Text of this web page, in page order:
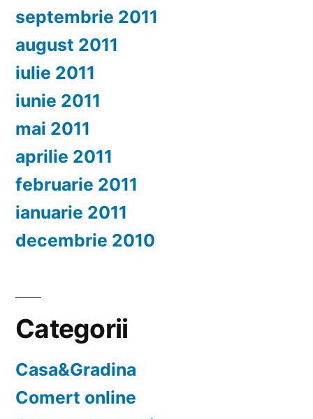
septembrie 2011
august 2011
iulie 2011
iunie 2011
mai 2011
aprilie 2011
februarie 2011
ianuarie 2011
decembrie 2010
Categorii
Casa&Gradina
Comert online